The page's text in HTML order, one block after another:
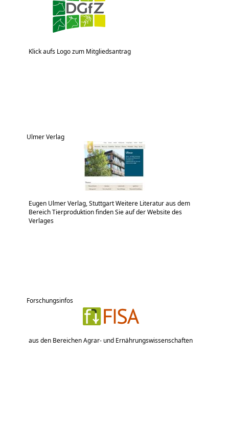
Klick aufs Logo zum Mitgliedsantrag
Ulmer Verlag
Eugen Ulmer Verlag, Stuttgart Weitere Literatur aus dem
Bereich Tierproduktion finden Sie auf der Website des
Verlages
Forschungsinfos
aus den Bereichen Agrar- und Ernährungswissenschaften